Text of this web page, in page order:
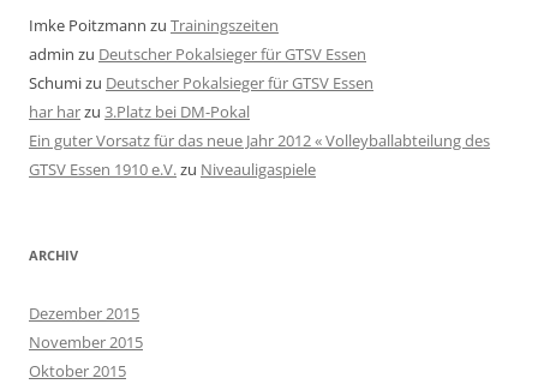
Imke Poitzmann zu Trainingszeiten
admin zu Deutscher Pokalsieger für GTSV Essen
Schumizu Deutscher Pokalsieger für GTSV Essen
har harzu 3.Platz bei DM-Pokal
Ein guter Vorsatz für das neue Jahr 2012 « Volleyballabteilung des
GTSV Essen 1910 e.V.zu Niveauligaspiele
ARCHIV
Dezember 2015
November 2015
Oktober 2015